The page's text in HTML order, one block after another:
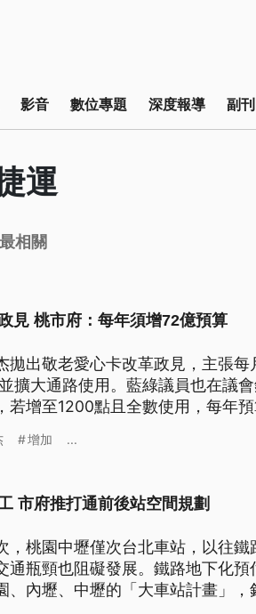
影音 數位專題 深度報導 副刊
運
最相關
見 桃市府：每年須增72億預算
拋出敬老愛心卡改革政見，主張
擴大通路使用。藍綠議員也在議
若增至1200點且全數使用，每年
增加 ...
市府推打通前後站空間規劃
，桃園中壢僅次台北車站，以往
通瓶頸也阻礙發展。鐵路地下化
、內壢、中壢的「大車站計畫」，